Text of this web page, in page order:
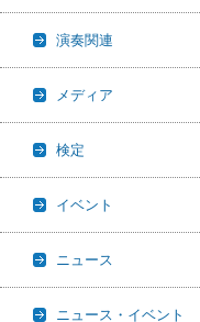
演奏関連
メディア
検定
イベント
ニュース
ニュース・イベント